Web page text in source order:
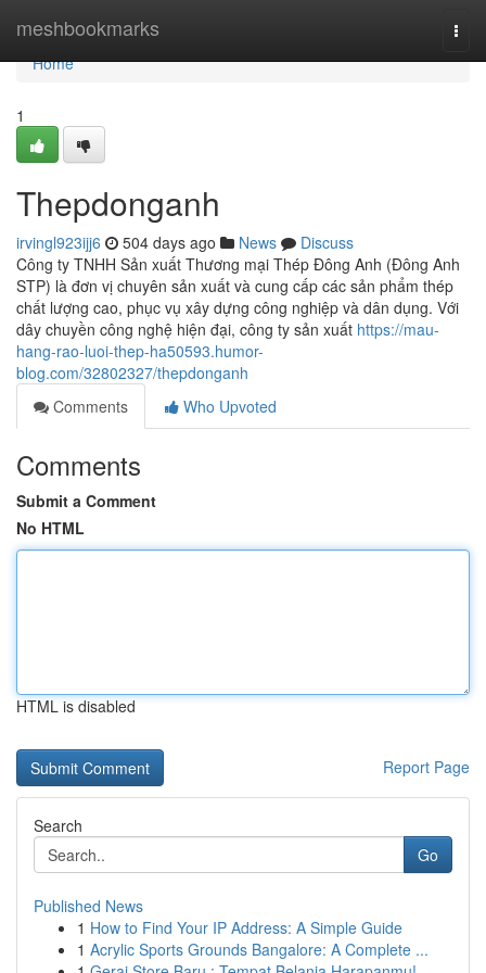
meshbookmarks
Home
Home
1
Thepdonganh
irvingl923ijj6 504 days ago News
Discuss
Công ty TNHH Sản xuất Thương mại Thép Đông Anh (Đông Anh
STP) là đơn vị chuyên sản xuất và cung cấp các sản phẩm thép
chất lượng cao, phục vụ xây dựng công nghiệp và dân dụng. Với
dây chuyền công nghệ hiện đại, công ty sản xuất https://mau-
hang-rao-luoi-thep-ha50593.humor-
blog.com/32802327/thepdonganh
Comments
Who Upvoted
Comments
Submit a Comment
No HTML
HTML is disabled
Report Page
Search
Go
Published News
1 How to Find Your IP Address: A Simple Guide
1 Acrylic Sports Grounds Bangalore: A Complete ...